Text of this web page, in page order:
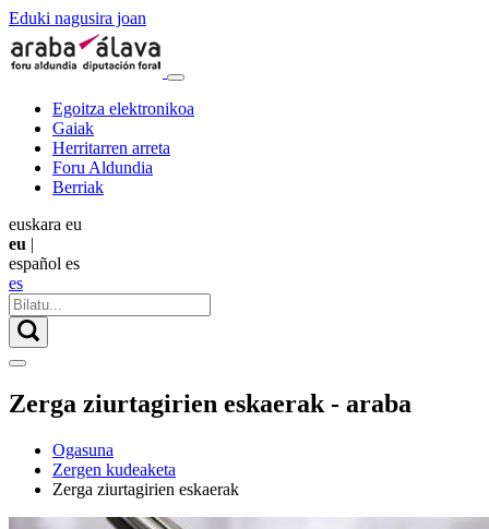
Eduki nagusira joan
Egoitza elektronikoa
Gaiak
Herritarren arreta
Foru Aldundia
Berriak
euskara eu
eu |
español es
es
Zerga ziurtagirien eskaerak - araba
Ogasuna
Zergen kudeaketa
Zerga ziurtagirien eskaerak